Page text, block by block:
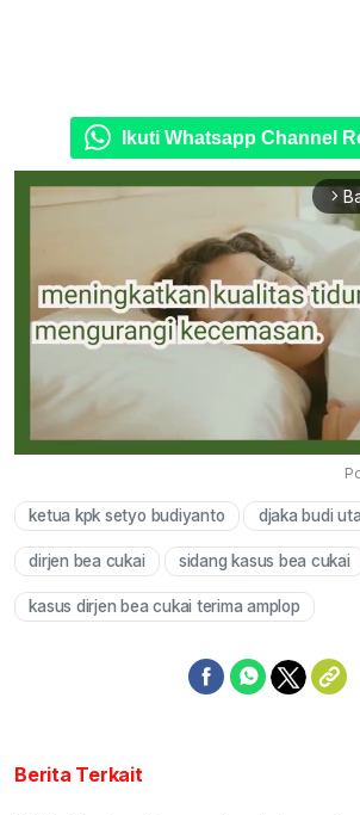
Ikuti Whatsapp Channel
arrow_forward_ios
ketua kpk setyo budiyanto djaka budi
dirjen bea cukai sidang kasus bea cukai
kasus dirjen bea cukai terima amplop
Berita Terkait